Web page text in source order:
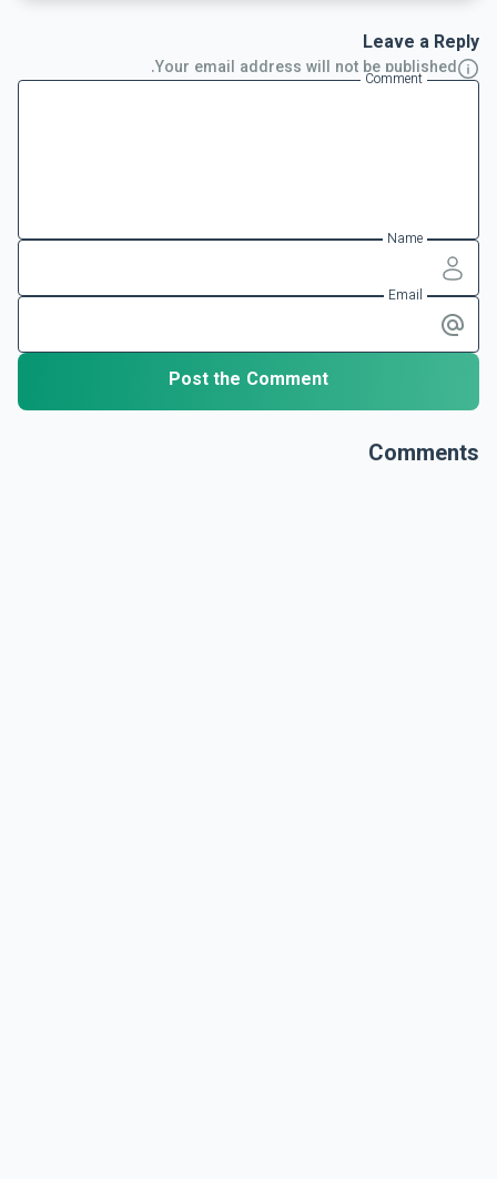
Leave a Reply
Your email address will not be published.
Comment
Name
Email
Post the Comment
Comments